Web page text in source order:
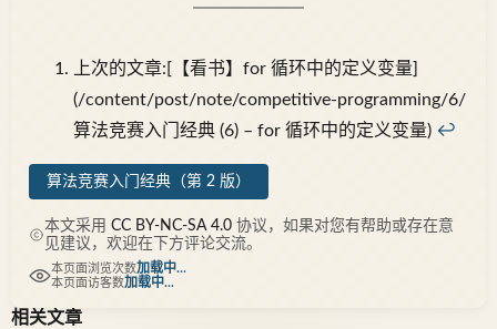
上次的文章:[【看书】for 循环中的定义变量]
(/content/post/note/competitive-programming/6/
算法竞赛入门经典 (6) – for 循环中的定义变量) ↩︎
算法竞赛入门经典（第 2 版）
本文采用 CC BY-NC-SA 4.0协议，如果对您有帮助或存在意
见建议，欢迎在下方评论交流。
本页面浏览次数加载中...
本页面访客数加载中...
相关文章